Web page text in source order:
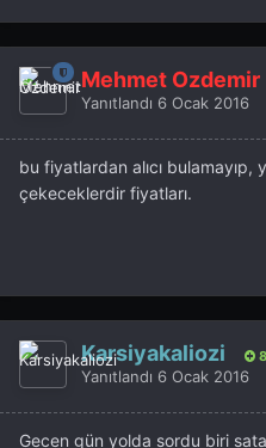
Mehmet Özdemir
Yanıtlandı 6 Ocak 2016
bu fiyatlardan alıcı
çekeceklerdir fiyatları.
Karsiyakaliozi
Yanıtlandı 6 Ocak 2016
Gecen gün yolda sordu biri